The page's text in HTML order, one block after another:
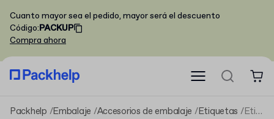
Cuanto mayor sea el pedido, mayor será el descuento
Código:PACKUP
Compra ahora
Packhelp Embalaje Accesorios de embalaje Etiquetas Etiquetas personalizables en hojas